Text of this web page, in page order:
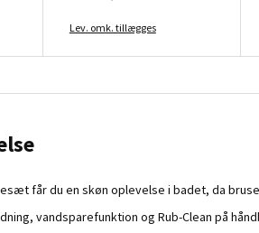
Lev. omk. tillægges
får du en skøn oplevelse i badet, da
vandsparefunktion og Rub-Clean på